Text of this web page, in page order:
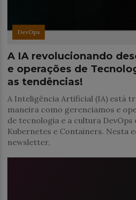
DevOps
A IA revolucionando
e operações de
as tendências!
A Inteligência Artificial (IA) está
maneira como gerenciamos e
de tecnologia e a cultura DevOps
Kubernetes e Containers. Nesta
newsletter,